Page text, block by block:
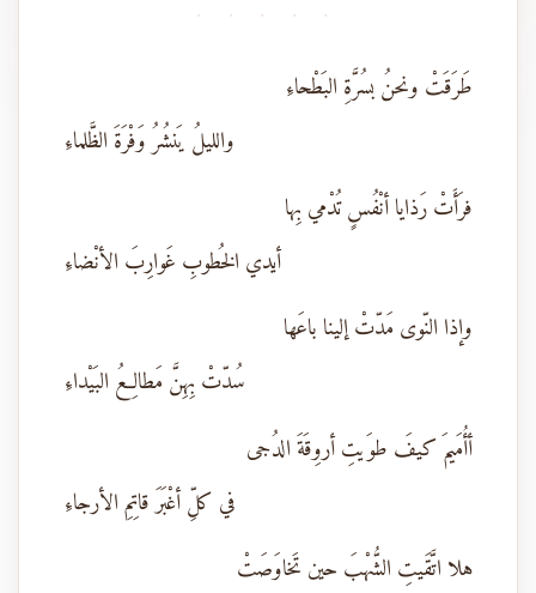
· · · · ·
طَرَقَتْ ونحنُ بسُرَّةِ البَطْحاءِ
والليلُ يَنشُرُ وَفْرَةَ الظَّلماءِ
فرَأَتْ رَذايا أنْفُسٍ تُدْمي بِها
أيدي الخُطوبِ غَوارِبَ الأنْضاءِ
وإذا النّوى مَدّتْ إلينا باعَها
سُدّتْ بِهِنَّ مَطالِعُ البَيْداءِ
أأُمَيمَ كيفَ طوَيتِ أروِقَةَ الدُجى
في كلِّ أغْبَرَ قاتِمِ الأرجاءِ
هلا اتَّقَيتِ الشُّهْبَ حين تَخاوَصَتْ